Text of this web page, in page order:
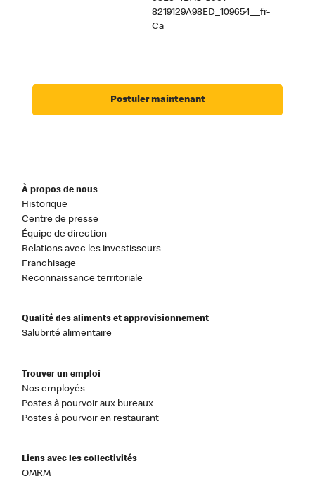
8219129A98ED_109654__fr-
Ca
Postuler maintenant
À propos de nous
Historique
Centre de presse
Équipe de direction
Relations avec les investisseurs
Franchisage
Reconnaissance territoriale
Qualité des aliments et approvisionnement
Salubrité alimentaire
Trouver un emploi
Nos employés
Postes à pourvoir aux bureaux
Postes à pourvoir en restaurant
Liens avec les collectivités
OMRM